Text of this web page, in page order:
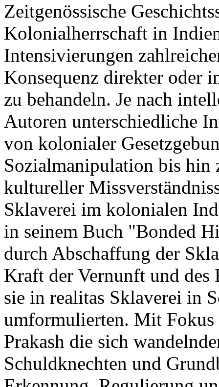
Zeitgenössische
Kolonialherrschaft in
Intensivierungen
Konsequenz direkter oder
zu behandeln. Je nach
Autoren unterschiedliche
von kolonialer
Sozialmanipulation bis hin
kultureller
Sklaverei im kolonialen
in seinem Buch "Bonded
durch Abschaffung der
Kraft der Vernunft und des
sie in realitas Sklaverei in
umformulierten. Mit Fokus
Prakash die sich
Schuldknechten und